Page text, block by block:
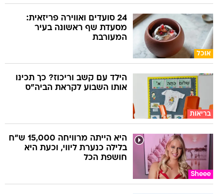
אוכל
24 סועדים ואווירה פריזאית:
מסעדת שף ראשונה בעיר
המעורבת
בריאות
הילד עם קשב וריכוז? כך תכינו
אותו השבוע לקראת הביה"ס
Sheee
היא הייתה מרוויחה 15,000 ש"ח
בלילה כנערת ליווי, וכעת היא
חושפת הכל